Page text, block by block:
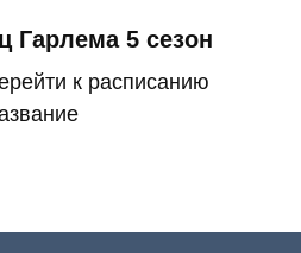
Гарлема 5 сезон
к расписанию